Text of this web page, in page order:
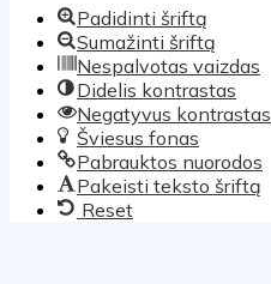
Padidinti šriftą
Sumažinti šriftą
Nespalvotas vaizdas
Didelis kontrastas
Negatyvus kontrastas
Šviesus fonas
Pabrauktos nuorodos
Pakeisti teksto šriftą
Reset